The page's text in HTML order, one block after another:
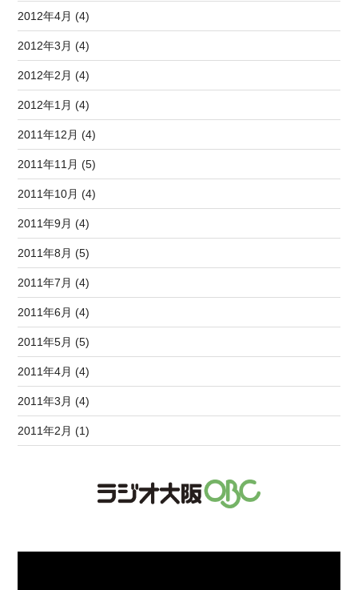
2012年4月 (4)
2012年3月 (4)
2012年2月 (4)
2012年1月 (4)
2011年12月 (4)
2011年11月 (5)
2011年10月 (4)
2011年9月 (4)
2011年8月 (5)
2011年7月 (4)
2011年6月 (4)
2011年5月 (5)
2011年4月 (4)
2011年3月 (4)
2011年2月 (1)